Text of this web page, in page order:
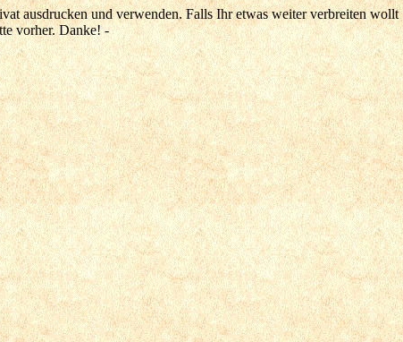
ausdrucken und verwenden. Falls Ihr etwas weiter verbreiten wollt
vorher. Danke! -